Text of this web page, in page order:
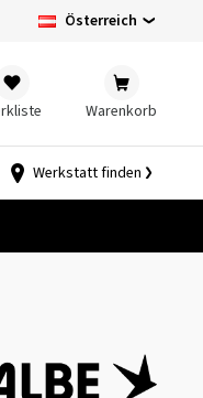
Österreich
Warenkorb
Werkstatt finden